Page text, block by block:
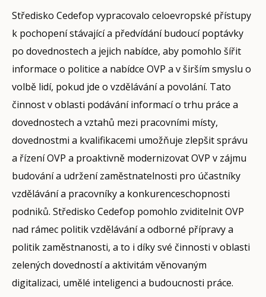
Středisko Cedefop vypracovalo celoevropské přístupy
k pochopení stávající a předvídání budoucí poptávky
po dovednostech a jejich nabídce, aby pomohlo šířit
informace o politice a nabídce OVP a v širším smyslu o
volbě lidí, pokud jde o vzdělávání a povolání. Tato
činnost v oblasti podávání informací o trhu práce a
dovednostech a vztahů mezi pracovními místy,
dovednostmi a kvalifikacemi umožňuje zlepšit správu
a řízení OVP a proaktivně modernizovat OVP v zájmu
budování a udržení zaměstnatelnosti pro účastníky
vzdělávání a pracovníky a konkurenceschopnosti
podniků. Středisko Cedefop pomohlo zviditelnit OVP
nad rámec politik vzdělávání a odborné přípravy a
politik zaměstnanosti, a to i díky své činnosti v oblasti
zelených dovedností a aktivitám věnovaným
digitalizaci, umělé inteligenci a budoucnosti práce.